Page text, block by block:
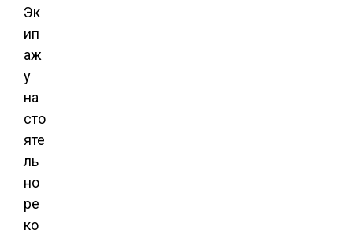
Эк
ип
аж
у
на
сто
яте
ль
но
ре
ко